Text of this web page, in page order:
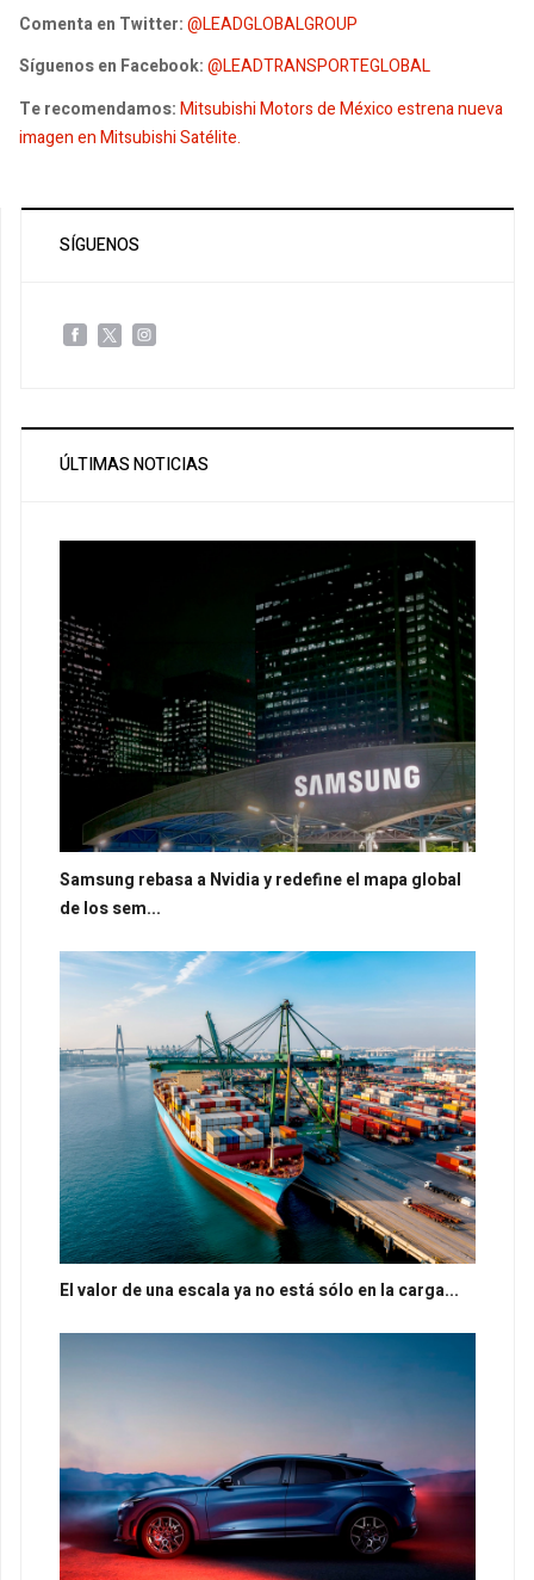
Comenta en Twitter:@LEADGLOBALGROUP
Síguenos en Facebook:@LEADTRANSPORTEGLOBAL
Te recomendamos:Mitsubishi Motors de México estrena nueva
imagen en Mitsubishi Satélite.
SÍGUENOS
ÚLTIMAS NOTICIAS
Samsung rebasa a Nvidia y redefine el mapa global
de los sem...
El valor de una escala ya no está sólo en la carga...